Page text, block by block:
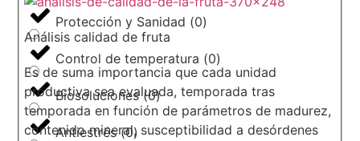
Protección y Sanidad (0)
Control de temperatura (0)
Biosoluciones (0)
Antiestrés (0)
Análisis calidad de fruta
Es de suma importancia que cada unidad
productiva sea evaluada, temporada tras
temporada en función de parámetros de madurez,
contenido mineral, susceptibilidad a desórdenes